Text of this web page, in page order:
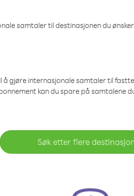
samtaler til destinasjonen du
gjøre internasjonale samtaler til
kan du spare på samtalene
Søk etter flere